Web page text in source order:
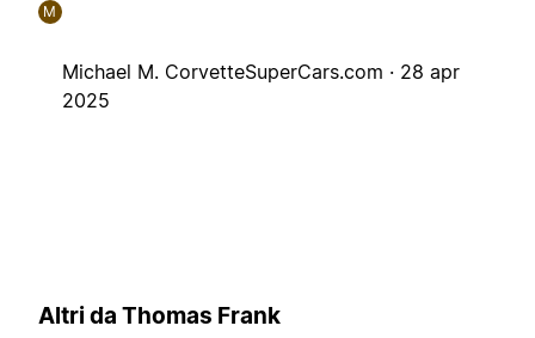
M
Michael M. CorvetteSuperCars.com · 28 apr
2025
Altri da Thomas Frank